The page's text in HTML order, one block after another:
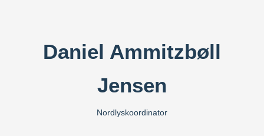
Daniel Ammitzbøll
Jensen
Nordlyskoordinator